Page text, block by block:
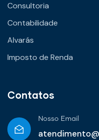
Consultoria
Contabilidade
Alvarás
Imposto de Renda
Contatos
Nosso Email